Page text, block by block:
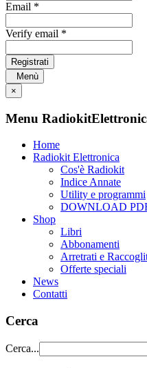
Email *
Verify email *
Registrati
Menù
×
Menu
Home
Radiokit Elettronica
Cos'è Radiokit
Indice Annate
Utility e programmi
DOWNLOAD
Shop
Libri
Abbonamenti
Arretrati e
Offerte speciali
News
Contatti
Cerca
Cerca...